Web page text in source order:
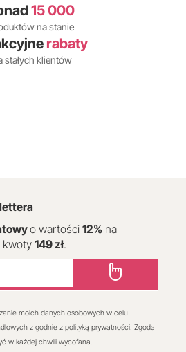
15 000
na stanie
rabaty
stałych klientów
o wartości 12% na
kwoty 149 zł.
moich danych osobowych w celu
z godnie z polityką prywatności. Zgoda
w każdej chwili wycofana.